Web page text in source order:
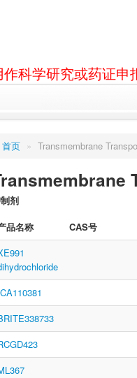
科学研究或药证
首页 » Transmembrane
剂
品名称
CAS号